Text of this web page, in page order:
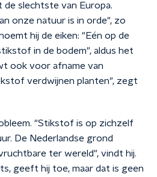
de slechtste van Europa.
onze natuur is in orde", zo
hij de eiken: "Eén op de
in de bodem", aldus het
ook voor afname van
verdwijnen planten", zegt
"Stikstof is op zichzelf
De Nederlandse grond
ter wereld", vindt hij.
geeft hij toe, maar dat is geen